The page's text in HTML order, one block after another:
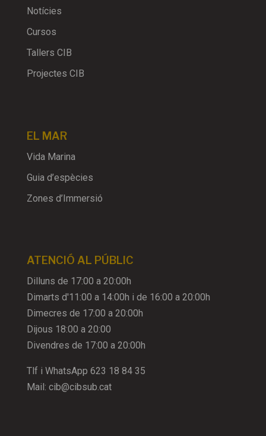
Notícies
Cursos
Tallers CIB
Projectes CIB
EL MAR
Vida Marina
Guia d’espècies
Zones d’Immersió
ATENCIÓ AL PÚBLIC
Dilluns de 17:00 a 20:00h
Dimarts d'11:00 a 14:00h i de 16:00 a 20:00h
Dimecres de 17:00 a 20:00h
Dijous 18:00 a 20:00
Divendres de 17:00 a 20:00h
Tlf i WhatsApp 623 18 84 35
Mail: cib@cibsub.cat